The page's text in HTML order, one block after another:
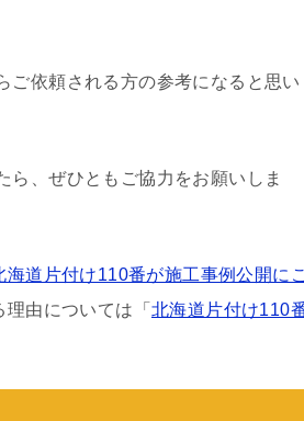
ご依頼される方の参考になると思い
、ぜひともご協力をお願いしま
海道片付け110番が施工事例公開にこ
由については「 北海道片付け110